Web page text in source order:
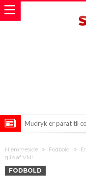
Mudryk er parat til
Fodboldverdenen
har Real tilbudt
Hjemmeside Fodbold
glip af VM!
FODBOLD